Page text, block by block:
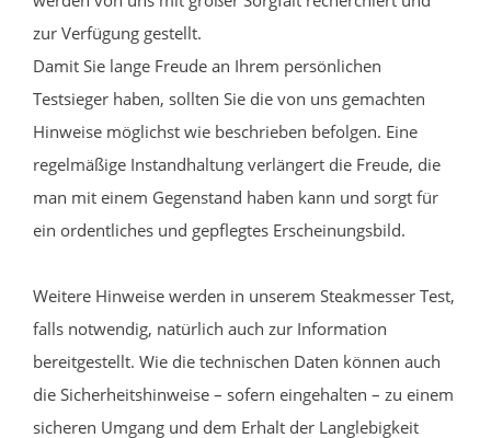
zur Verfügung gestellt.
Damit Sie lange Freude an Ihrem persönlichen
Testsieger haben, sollten Sie die von uns gemachten
Hinweise möglichst wie beschrieben befolgen. Eine
regelmäßige Instandhaltung verlängert die Freude, die
man mit einem Gegenstand haben kann und sorgt für
ein ordentliches und gepflegtes Erscheinungsbild.
Weitere Hinweise werden in unserem Steakmesser Test,
falls notwendig, natürlich auch zur Information
bereitgestellt. Wie die technischen Daten können auch
die Sicherheitshinweise – sofern eingehalten – zu einem
sicheren Umgang und dem Erhalt der Langlebigkeit